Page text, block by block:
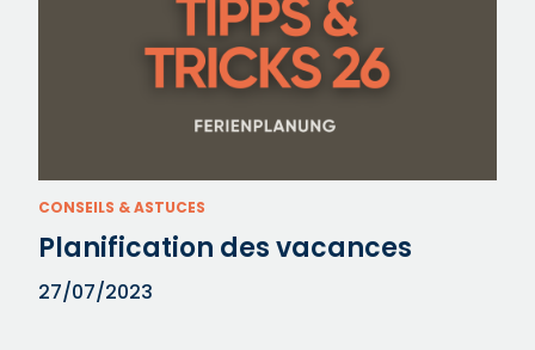
CONSEILS & ASTUCES
Planification des vacances
27/07/2023